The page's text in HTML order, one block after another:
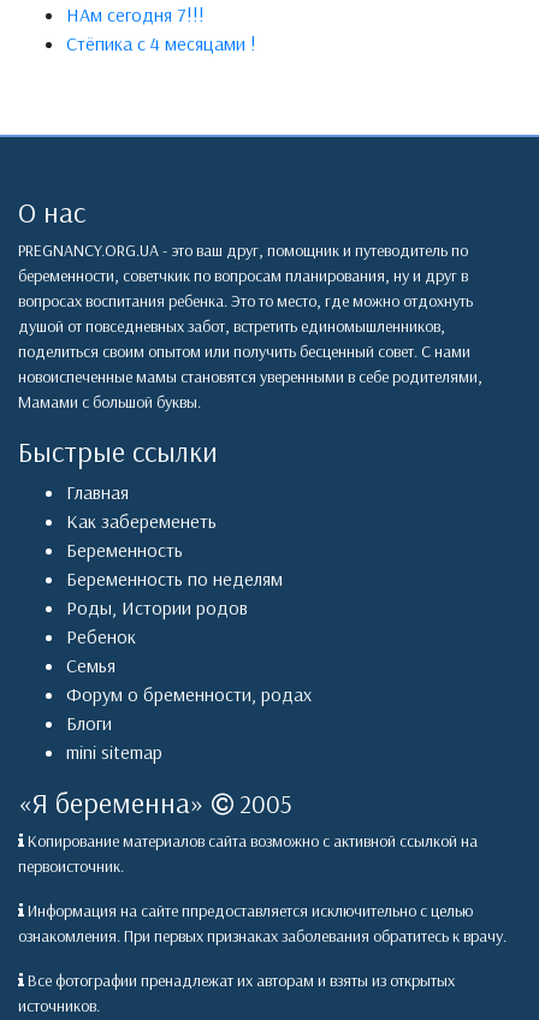
НАм сегодня 7!!!
Стёпика с 4 месяцами !
О нас
PREGNANCY.ORG.UA - это ваш друг, помощник и путеводитель по
беременности, советчкик по вопросам планирования, ну и друг в
вопросах воспитания ребенка. Это то место, где можно отдохнуть
душой от повседневных забот, встретить единомышленников,
поделиться своим опытом или получить бесценный совет. С нами
новоиспеченные мамы становятся уверенными в себе родителями,
Мамами с большой буквы.
Быстрые ссылки
Главная
Как забеременеть
Беременность
Беременность по неделям
Роды, Истории родов
Ребенок
Семья
Форум о бременности, родах
Блоги
mini sitemap
«Я беременна» 2005
Копирование материалов сайта возможно с активной ссылкой на
первоисточник.
Информация на сайте ппредоставляется исключительно с целью
ознакомления. При первых признаках заболевания обратитесь к врачу.
Все фотографии пренадлежат их авторам и взяты из открытых
источников.